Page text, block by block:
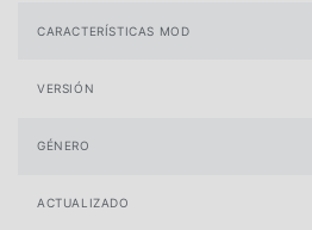
CARACTERÍSTICAS MOD
VERSIÓN
GÉNERO
ACTUALIZADO